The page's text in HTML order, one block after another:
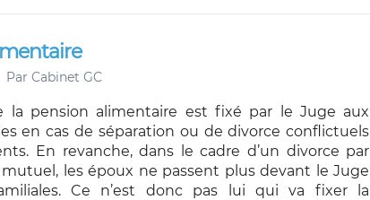
Par Cabinet GC
la pension alimentaire est fixé par le Juge aux
en cas de séparation ou de divorce conflictuels
En revanche, dans le cadre d’un divorce par
les époux ne passent plus devant le Juge
Ce n’est donc pas lui qui va fixer la